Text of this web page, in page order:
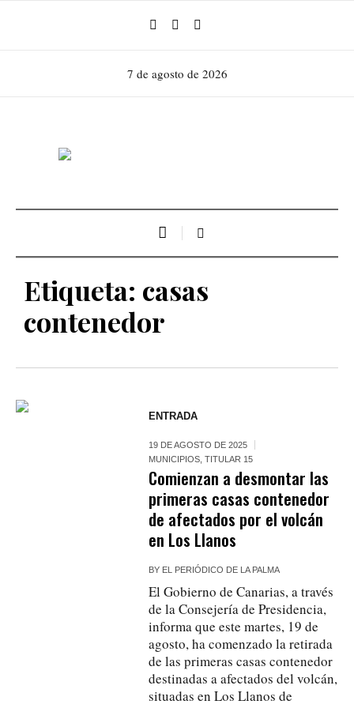
7 de agosto de 2026
Etiqueta: casas
contenedor
ENTRADA
19 DE AGOSTO DE 2025
MUNICIPIOS ,TITULAR 15
Comienzan a desmontar las
primeras casas contenedor
de afectados por el volcán
en Los Llanos
BY EL PERIÓDICO DE LA PALMA
El Gobierno de Canarias, a través
de la Consejería de Presidencia,
informa que este martes, 19 de
agosto, ha comenzado la retirada
de las primeras casas contenedor
destinadas a afectados del volcán,
situadas en Los Llanos de